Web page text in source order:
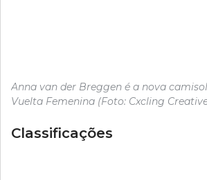
Anna van der Breggen é a nova
Vuelta Femenina (Foto: Cxcling
Classificações